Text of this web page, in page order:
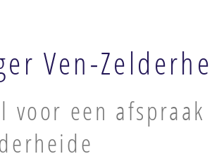
Ven-
voor een